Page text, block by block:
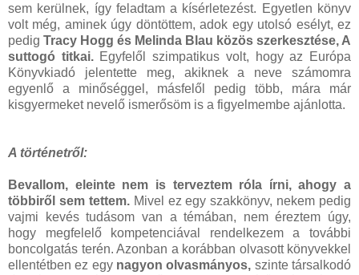
sem kerülnek, így feladtam a kísérletezést. Egyetlen könyv
volt még, aminek úgy döntöttem, adok egy utolsó esélyt, ez
pedig Tracy Hogg és Melinda Blau közös szerkesztése, A
suttogó titkai.Egyfelől szimpatikus volt, hogy az Európa
Könyvkiadó jelentette meg, akiknek a neve számomra
egyenlő a minőséggel, másfelől pedig több, mára már
kisgyermeket nevelő ismerősöm is a figyelmembe ajánlotta.
A történetről:
Bevallom, eleinte nem is terveztem róla írni, ahogy a
többiről sem tettem. Mivel ez egy szakkönyv, nekem pedig
vajmi kevés tudásom van a témában, nem éreztem úgy,
hogy megfelelő kompetenciával rendelkezem a további
boncolgatás terén. Azonban a korábban olvasott könyvekkel
ellentétben ez egy nagyon olvasmányos, szinte társalkodó